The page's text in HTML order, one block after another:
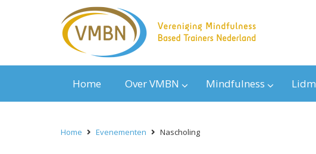
Home Over VMBN Mindfulness
Home Evenementen Nascholing